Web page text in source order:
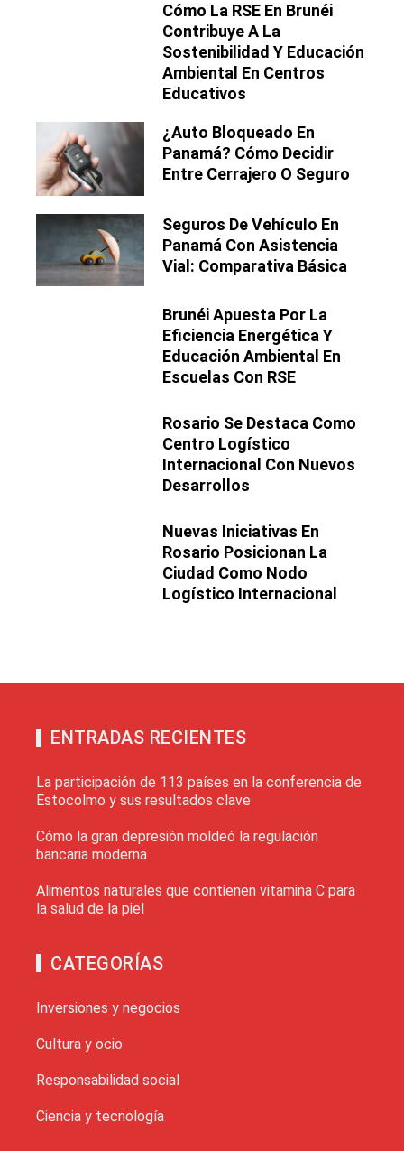
Cómo La RSE En Brunéi
Contribuye A La
Sostenibilidad Y Educación
Ambiental En Centros
Educativos
¿Auto Bloqueado En
Panamá? Cómo Decidir
Entre Cerrajero O Seguro
Seguros De Vehículo En
Panamá Con Asistencia
Vial: Comparativa Básica
Brunéi Apuesta Por La
Eficiencia Energética Y
Educación Ambiental En
Escuelas Con RSE
Rosario Se Destaca Como
Centro Logístico
Internacional Con Nuevos
Desarrollos
Nuevas Iniciativas En
Rosario Posicionan La
Ciudad Como Nodo
Logístico Internacional
ENTRADAS RECIENTES
La participación de 113 países en la conferencia de
Estocolmo y sus resultados clave
Cómo la gran depresión moldeó la regulación
bancaria moderna
Alimentos naturales que contienen vitamina C para
la salud de la piel
CATEGORÍAS
Inversiones y negocios
Cultura y ocio
Responsabilidad social
Ciencia y tecnología